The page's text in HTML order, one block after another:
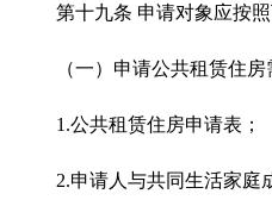
第十九条 申请对象应按照
（一）申请公共租赁住房
1.公共租赁住房申请表；
2.申请人与共同生活家庭成